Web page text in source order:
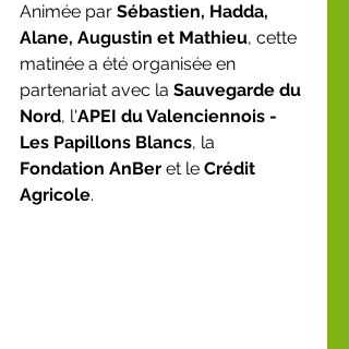
Animée par Sébastien, Hadda,
Alane, Augustin et Mathieu, cette
matinée a été organisée en
partenariat avec la Sauvegarde du
Nord, l'APEI du Valenciennois -
Les Papillons Blancs, la
Fondation AnBer et le Crédit
Agricole.